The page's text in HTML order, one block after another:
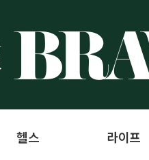
헬스 라이프